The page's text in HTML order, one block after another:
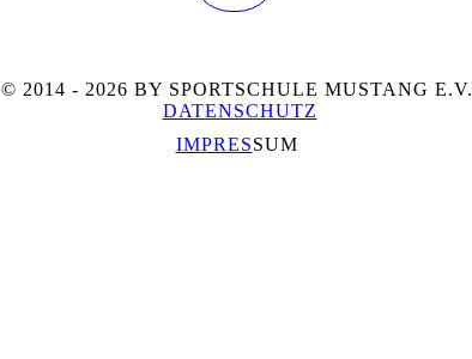
© 2014 - 2026 BY SPORTSCHULE MUSTANG E.V.
DATENSCHUTZ
IMPRESSUM